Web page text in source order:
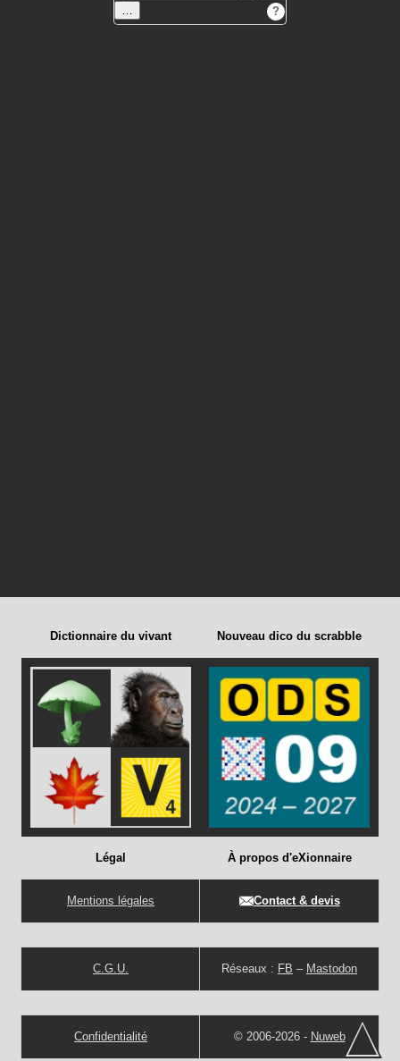
… ?
Dictionnaire du vivant Nouveau dico du scrabble
Légal
Mentions légales
C.G.U.
Confidentialité
À propos d'eXionnaire
Contact & devis
Réseaux : FB – Mastodon
© 2006-2026 - Nuweb